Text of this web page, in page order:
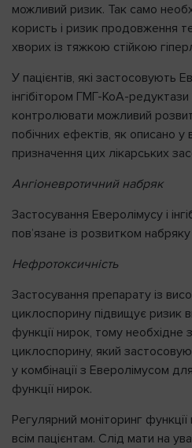
можливий ризик. Так само
користь і ризик продовження
хворих із тяжкою стійкою
У пацієнтів, які застосовують
інгібітором ГМГ-КоА-
контролювати можливий
побічних ефектів, як описано у
призначення цих лікарських
Ангіоневротичний набряк
Застосування Еверолімусу і
пов’язане із розвитком набряку
Нефротоксичність
Застосування препарату із
циклоспорину підвищує ризик
функції нирок, тому необхідне
циклоспорину, який
у комбінації з Еверолімусом
функції нирок.
Регулярний моніторинг
всім пацієнтам. Слід мати на